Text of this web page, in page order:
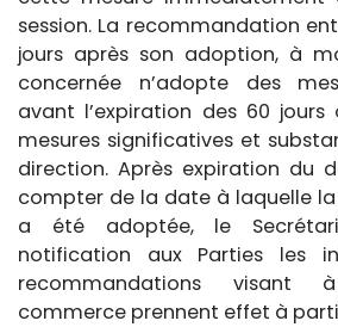
session. La recommandation
jours après son adoption, à
concernée n’adopte des
avant l’expiration des 60
mesures significatives et
direction. Après expiration du
compter de la date à laquelle
a été adoptée, le
notification aux Parties les
recommandations visant
commerce prennent effet à